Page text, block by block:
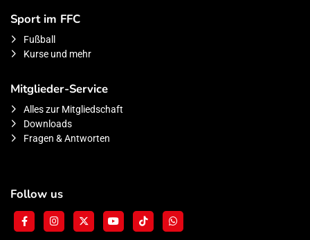
Sport im FFC
Fußball
Kurse und mehr
Mitglieder-Service
Alles zur Mitgliedschaft
Downloads
Fragen & Antworten
Follow us